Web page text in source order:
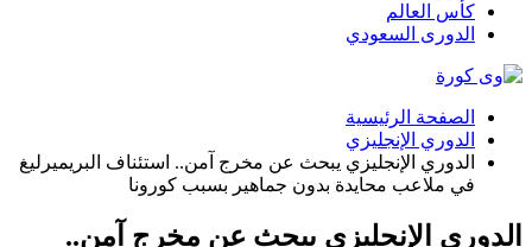
كأس العالم
الدورى السعودي
الصفحة الرئيسية
الدوري الإنجليزي
الدوري الإنجليزي يبحث عن مخرج آمن.. استئناف البريميرليغ
في ملاعب محايدة بدون جماهير بسبب كورونا
الدوري الإنجليزي يبحث عن مخرج آمن..